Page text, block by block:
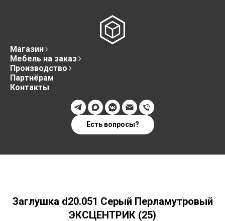
Магазин
Мебель на заказ
Производство
Партнёрам
Контакты
Есть вопросы?
Заглушка d20.051 Серый Перламутровый
ЭКСЦЕНТРИК (25)